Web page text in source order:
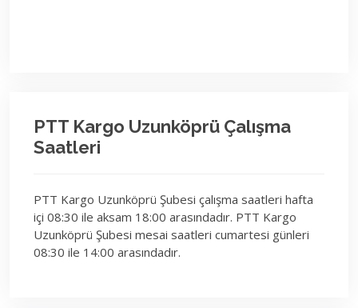
PTT Kargo Uzunköprü Çalışma
Saatleri
PTT Kargo Uzunköprü Şubesi çalışma saatleri hafta
içi 08:30 ile aksam 18:00 arasındadır. PTT Kargo
Uzunköprü Şubesi mesai saatleri cumartesi günleri
08:30 ile 14:00 arasındadır.